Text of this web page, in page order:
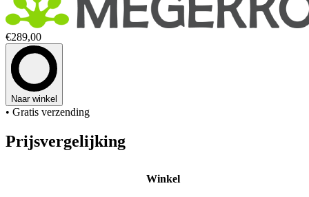
€289,00
Naar winkel
• Gratis verzending
Prijsvergelijking
Winkel